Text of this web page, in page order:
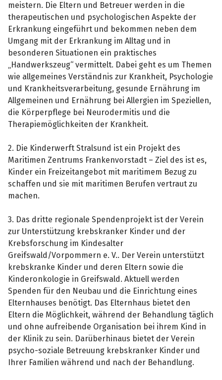
meistern. Die Eltern und Betreuer werden in die
therapeutischen und psychologischen Aspekte der
Erkrankung eingeführt und bekommen neben dem
Umgang mit der Erkrankung im Alltag und in
besonderen Situationen ein praktisches
„Handwerkszeug“ vermittelt. Dabei geht es um Themen
wie allgemeines Verständnis zur Krankheit, Psychologie
und Krankheitsverarbeitung, gesunde Ernährung im
Allgemeinen und Ernährung bei Allergien im Speziellen,
die Körperpflege bei Neurodermitis und die
Therapiemöglichkeiten der Krankheit.
2. Die Kinderwerft Stralsund ist ein Projekt des
Maritimen Zentrums Frankenvorstadt – Ziel des ist es,
Kinder ein Freizeitangebot mit maritimem Bezug zu
schaffen und sie mit maritimen Berufen vertraut zu
machen.
3. Das dritte regionale Spendenprojekt ist der Verein
zur Unterstützung krebskranker Kinder und der
Krebsforschung im Kindesalter
Greifswald/Vorpommern e. V.. Der Verein unterstützt
krebskranke Kinder und deren Eltern sowie die
Kinderonkologie in Greifswald. Aktuell werden
Spenden für den Neubau und die Einrichtung eines
Elternhauses benötigt. Das Elternhaus bietet den
Eltern die Möglichkeit, während der Behandlung täglich
und ohne aufreibende Organisation bei ihrem Kind in
der Klinik zu sein. Darüberhinaus bietet der Verein
psycho-soziale Betreuung krebskranker Kinder und
Ihrer Familien während und nach der Behandlung.